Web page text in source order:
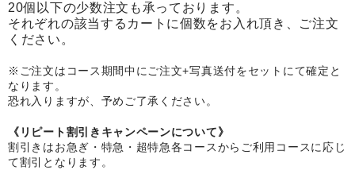
卒業記念品
音声入りフォトフレームクロック(校歌)
スポーツウォッチ
ポケットウォッチ
20個以下の少数注文も承っております。
それぞれの該当するカートに個数をお入れ頂き、ご注文
ください。
※ご注文はコース期間中にご注文+写真送付をセットにて確定と
なります。
恐れ入りますが、予めご了承ください。
《リピート割引きキャンペーンについて》
割引きはお急ぎ・特急・超特急各コースからご利用コースに応じ
て割引となります。